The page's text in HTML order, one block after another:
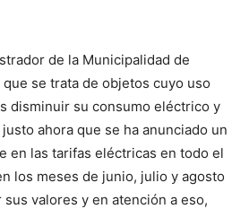
de la Municipalidad de
se trata de objetos cuyo uso
disminuir su consumo eléctrico y
ahora que se ha anunciado un
en las tarifas eléctricas en todo el
los meses de junio, julio y agosto
sus valores y en atención a eso,